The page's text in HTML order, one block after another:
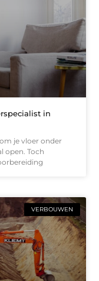
in
je vloer onder
open. Toch
VERBOUWEN